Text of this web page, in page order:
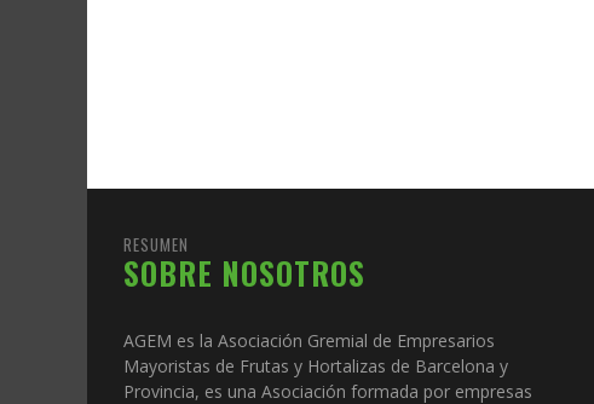
RESUMEN
SOBRE NOSOTROS
AGEM es la Asociación Gremial de Empresarios
Mayoristas de Frutas y Hortalizas de Barcelona y
Provincia, es una Asociación formada por empresas